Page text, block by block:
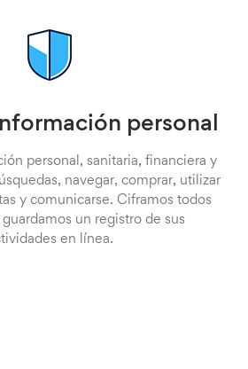
personal
personal, sanitaria, financiera y
navegar, comprar, utilizar
y comunicarse. Ciframos todos
guardamos un registro de sus
en línea.